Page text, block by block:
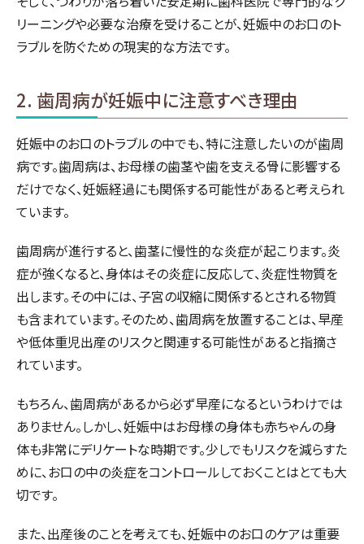
リーニングや必要な治療を受けることが、妊娠中のお口のト
ラブルを防ぐための現実的な方法です。
2. 歯周病が妊娠中に注意すべき理由
妊娠中のお口のトラブルの中でも、特に注意したいのが歯周
病です。歯周病は、お母様の歯茎や歯を支える骨に影響する
だけでなく、妊娠経過にも関係する可能性があると考えられ
ています。
歯周病が進行すると、歯茎に慢性的な炎症が起こります。炎
症が強くなると、身体はその炎症に反応して、炎症性物質を
出します。その中には、子宮の収縮に関係するとされる物質
も含まれています。そのため、歯周病を放置することは、早産
や低体重児出産のリスクと関連する可能性があると指摘さ
れています。
もちろん、歯周病があるから必ず早産になるというわけでは
ありません。しかし、妊娠中はお母様の身体も赤ちゃんの身
体も非常にデリケートな時期です。少しでもリスクを減らすた
めに、お口の中の炎症をコントロールしておくことはとても大
切です。
また、出産後のことを考えても、妊娠中のお口のケアは重要